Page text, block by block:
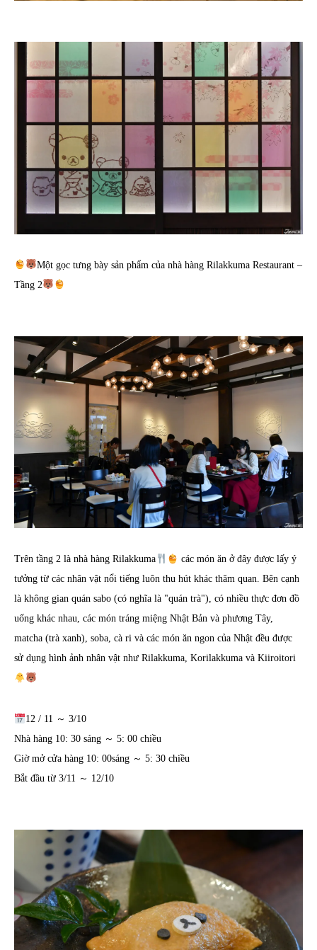
Một gọc tưng bày sản phẩm của nhà hàng Rilakkuma Restaurant –
Tầng 2
Trên tầng 2 là nhà hàng Rilakkuma
các món ăn ở đây được lấy ý
tưởng từ các nhân vật nổi tiếng luôn thu hút khác thăm quan. Bên cạnh
là không gian quán sabo (có nghĩa là "quán trà"), có nhiều thực đơn đồ
uống khác nhau, các món tráng miệng Nhật Bản và phương Tây,
matcha (trà xanh), soba, cà ri và các món ăn ngon của Nhật đều được
sử dụng hình ảnh nhân vật như Rilakkuma, Korilakkuma và Kiiroitori
12 / 11 ～ 3/10
Nhà hàng 10: 30 sáng ～ 5: 00 chiều
Giờ mở cửa hàng 10: 00sáng ～ 5: 30 chiều
Bắt đầu từ 3/11 ～ 12/10